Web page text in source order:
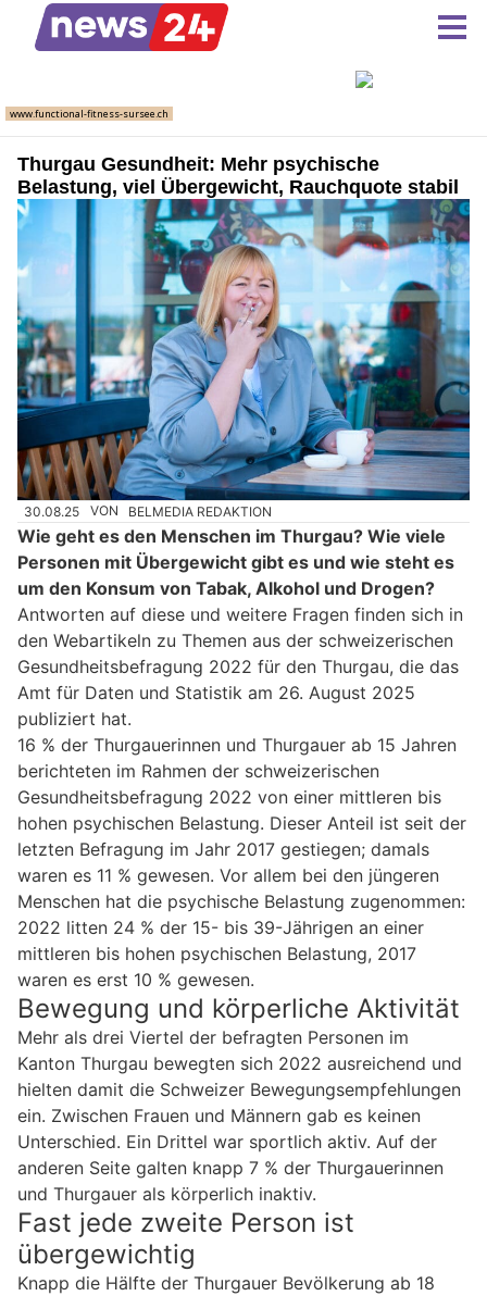
Thurgau Gesundheit: Mehr psychische
Belastung, viel Übergewicht, Rauchquote stabil
30.08.25 VON BELMEDIA REDAKTION
Wie geht es den Menschen im Thurgau? Wie viele
Personen mit Übergewicht gibt es und wie steht es
um den Konsum von Tabak, Alkohol und Drogen?
Antworten auf diese und weitere Fragen finden sich in
den Webartikeln zu Themen aus der schweizerischen
Gesundheitsbefragung 2022 für den Thurgau, die das
Amt für Daten und Statistik am 26. August 2025
publiziert hat.
16 % der Thurgauerinnen und Thurgauer ab 15 Jahren
berichteten im Rahmen der schweizerischen
Gesundheitsbefragung 2022 von einer mittleren bis
hohen psychischen Belastung. Dieser Anteil ist seit der
letzten Befragung im Jahr 2017 gestiegen; damals
waren es 11 % gewesen. Vor allem bei den jüngeren
Menschen hat die psychische Belastung zugenommen:
2022 litten 24 % der 15- bis 39-Jährigen an einer
mittleren bis hohen psychischen Belastung, 2017
waren es erst 10 % gewesen.
Bewegung und körperliche Aktivität
Mehr als drei Viertel der befragten Personen im
Kanton Thurgau bewegten sich 2022 ausreichend und
hielten damit die Schweizer Bewegungsempfehlungen
ein. Zwischen Frauen und Männern gab es keinen
Unterschied. Ein Drittel war sportlich aktiv. Auf der
anderen Seite galten knapp 7 % der Thurgauerinnen
und Thurgauer als körperlich inaktiv.
Fast jede zweite Person ist
übergewichtig
Knapp die Hälfte der Thurgauer Bevölkerung ab 18